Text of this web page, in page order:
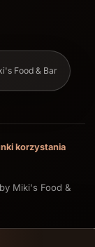
Food & Bar
korzystania
Miki's Food &